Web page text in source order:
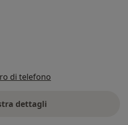
di telefono
dettagli
sull'indirizzo